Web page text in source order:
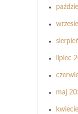
lipiec
maj